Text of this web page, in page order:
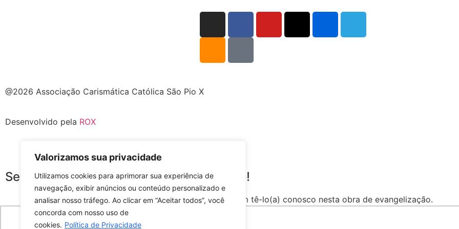
Valorizamos sua privacidade
Utilizamos cookies para aprimorar sua experiência de
navegação, exibir anúncios ou conteúdo personalizado e
analisar nosso tráfego. Ao clicar em “Aceitar todos”, você
concorda com nosso uso de
cookies. Política de Privacidade
@2026 Associação Carismática Católica São Pio X
Desenvolvido pela ROX
Seus dados foram enviados com sucesso!
É uma grande alegria em tê-lo(a) conosco nesta obra de evangelização.